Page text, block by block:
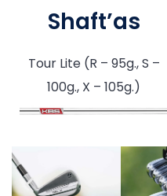
Shaft’as
Tour Lite (R – 95g., S –
100g., X – 105g.)